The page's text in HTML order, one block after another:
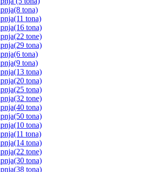
tona)
tona)
tona)
tone)
tona)
tona)
tona)
tona)
tona)
tona)
tone)
tona)
tona)
tona)
tona)
tona)
tone)
tona)
tona)